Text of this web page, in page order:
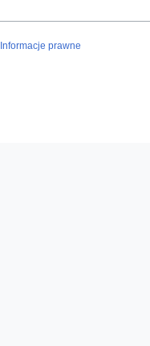
Informacje prawne